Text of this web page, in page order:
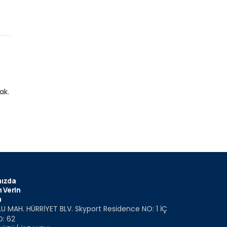
Verin
MAH. HÜRRİYET BLV. Skyport Residence NO: 1 İÇ
62